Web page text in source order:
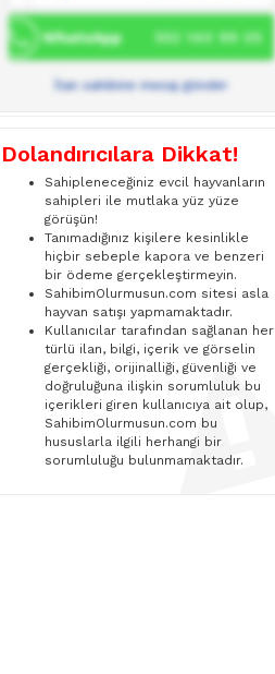
WhatsApp 552 140 99 05
İlan sahibine mesaj gönder
Dolandırıcılara Dikkat!
Sahipleneceğiniz evcil hayvanların
sahipleri ile mutlaka yüz yüze
görüşün!
Tanımadığınız kişilere kesinlikle
hiçbir sebeple kapora ve benzeri
bir ödeme gerçekleştirmeyin.
SahibimOlurmusun.com sitesi asla
hayvan satışı yapmamaktadır.
Kullanıcılar tarafından sağlanan her
türlü ilan, bilgi, içerik ve görselin
gerçekliği, orijinalliği, güvenliği ve
doğruluğuna ilişkin sorumluluk bu
içerikleri giren kullanıcıya ait olup,
SahibimOlurmusun.com bu
hususlarla ilgili herhangi bir
sorumluluğu bulunmamaktadır.